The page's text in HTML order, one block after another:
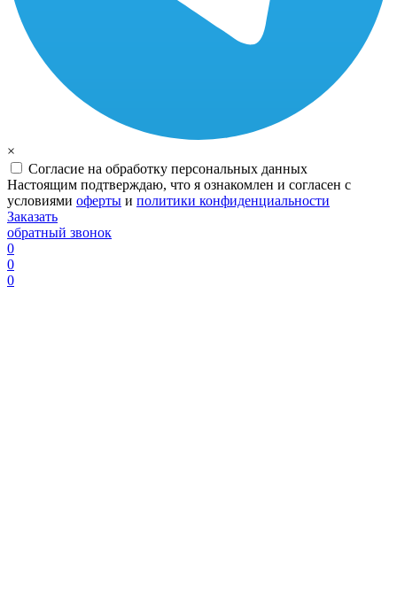
×
Согласие на обработку персональных данных
Настоящим подтверждаю, что я ознакомлен и согласен с
условиями оферты и политики конфиденциальности
Заказать
обратный звонок
0
0
0